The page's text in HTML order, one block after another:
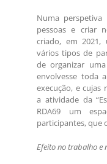
Numa
pessoas e criar
criado, em 2021,
vários tipos de
de organizar
envolvesse toda
execução, e cujas
a atividade da
RDA69 um
participantes, que
Efeito no trabalho e